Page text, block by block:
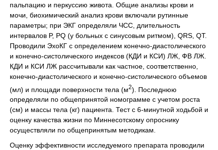
пальпацию и перкуссию живота. Общие анализы крови и
мочи, биохимический анализ крови включали рутинные
параметры; при ЭКГ определяли ЧСС, длительность
интервалов P, PQ (у больных с синусовым ритмом), QRS, QT.
Проводили ЭхоКГ с определением конечно-диастолического
и конечно-систолического индексов (КДИ и КСИ) ЛЖ, ФВ ЛЖ.
КДИ и КСИ ЛЖ рассчитывали как частное, соответственно,
конечно-диастолического и конечно-систолического объемов
(мл) и площади поверхности тела (м2). Последнюю
определяли по общепринятой номограмме с учетом роста
(см) и массы тела (кг) пациента. Тест с 6-минутной ходьбой и
оценку качества жизни по Миннесотскому опроснику
осуществляли по общепринятым методикам.
Оценку эффективности исследуемого препарата проводили